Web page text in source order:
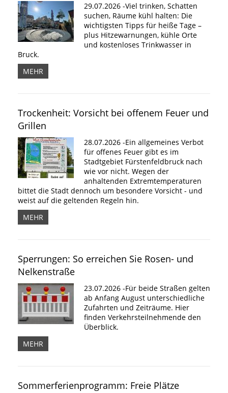
29.07.2026 -Viel trinken, Schatten
suchen, Räume kühl halten: Die
wichtigsten Tipps für heiße Tage –
plus Hitzewarnungen, kühle Orte
und kostenloses Trinkwasser in
Bruck.
MEHR
Trockenheit: Vorsicht bei offenem Feuer und
Grillen
28.07.2026 -Ein allgemeines Verbot
für offenes Feuer gibt es im
Stadtgebiet Fürstenfeldbruck nach
wie vor nicht. Wegen der
anhaltenden Extremtemperaturen
bittet die Stadt dennoch um besondere Vorsicht - und
weist auf die geltenden Regeln hin.
MEHR
Sperrungen: So erreichen Sie Rosen- und
Nelkenstraße
23.07.2026 -Für beide Straßen gelten
ab Anfang August unterschiedliche
Zufahrten und Zeiträume. Hier
finden Verkehrsteilnehmende den
Überblick.
MEHR
Sommerferienprogramm: Freie Plätze